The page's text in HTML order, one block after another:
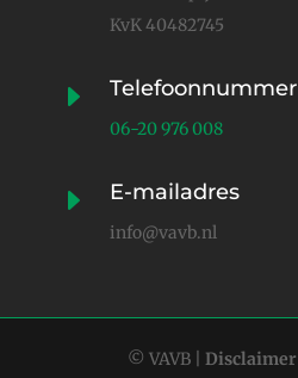
KvK 40482745
E Telefoonnummer
06-20 976 008
E E-mailadres
info@vavb.nl
© VAVB | Disclaimer